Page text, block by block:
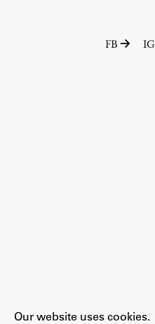
FB IG
Our website uses cookies.